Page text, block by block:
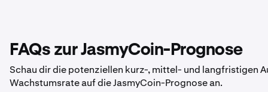
FAQs zur JasmyCoin-Prognose
Schau dir die potenziellen kurz-, mittel- und langfristigen
Wachstumsrate auf die JasmyCoin-Prognose an.